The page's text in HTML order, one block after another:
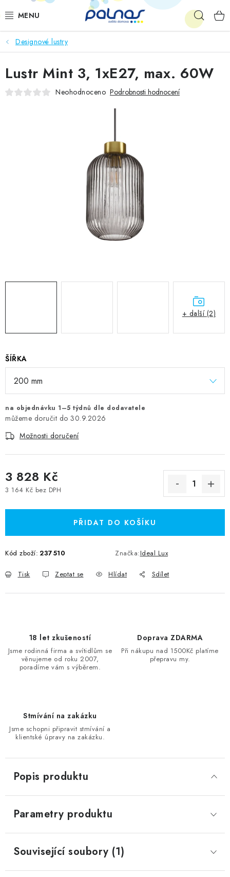
na
OSVĚTLENÍ INTERIÉRU
LED
VENKOVNÍ OSVĚTLENÍ
Designové lustry
ŠÍŘKA
na objednávku 1–5 týdnů dle dodavatele
30.9.2026
Možnosti doručení
3 828 Kč
3 164 Kč bez DPH
PŘIDAT DO KOŠÍKU
Kód zboží: 237510 Značka:Ideal Lux
Tisk Zeptat se Hlídat Sdílet
Lustr Mint 3, 1xE27, max. 60W
Neohodnoceno Podrobnosti hodnocení
+ další (2)
18 let zkušeností
Jsme rodinná firma a svítidlům se
věnujeme od roku 2007,
poradíme vám s výběrem.
Doprava ZDARMA
Při nákupu nad 1500Kč platíme
přepravu my.
Stmívání na zakázku
Jsme schopni připravit stmívání a
klientské úpravy na zakázku.
Popis produktu
Parametry produktu
Související soubory (1)